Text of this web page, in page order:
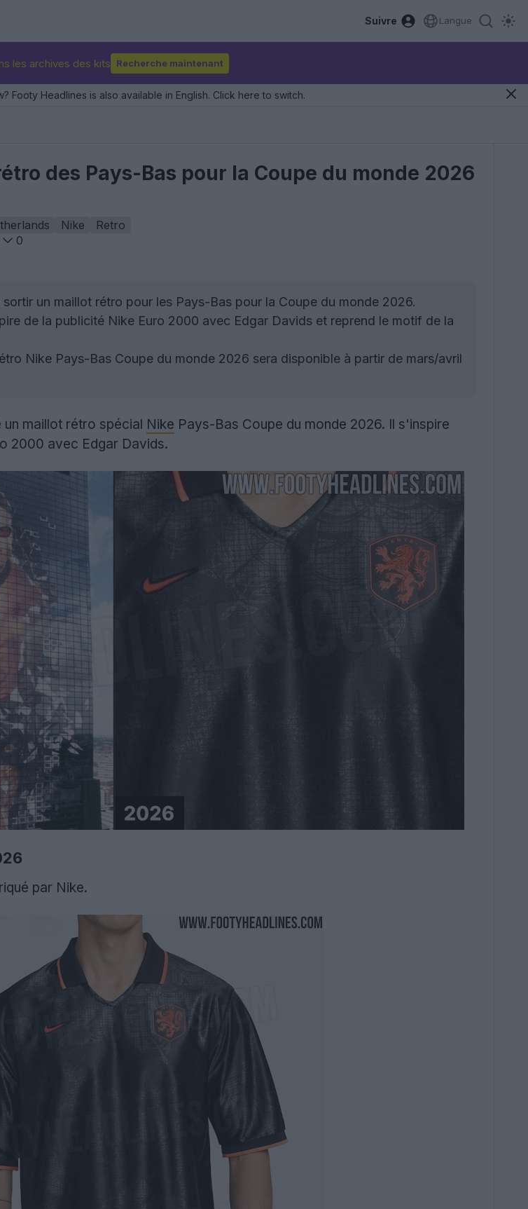
Suivre Langue
les archives des kits Recherche maintenant
Footy Headlines is also available in English. Click here to switch.
des Pays-Bas pour la Coupe du monde 2026
Nike
Retro
0
sortir un maillot rétro pour les Pays-Bas pour la Coupe du monde 2026.
de la publicité Nike Euro 2000 avec Edgar Davids et reprend le motif de la
Nike Pays-Bas Coupe du monde 2026 sera disponible à partir de mars/avril
maillot rétro spécial Nike Pays-Bas Coupe du monde 2026. Il s'inspire
2000 avec Edgar Davids.
par Nike.